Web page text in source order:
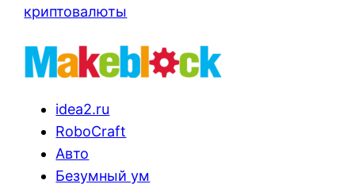
криптовалюты
idea2.ru
RoboCraft
Авто
Безумный ум